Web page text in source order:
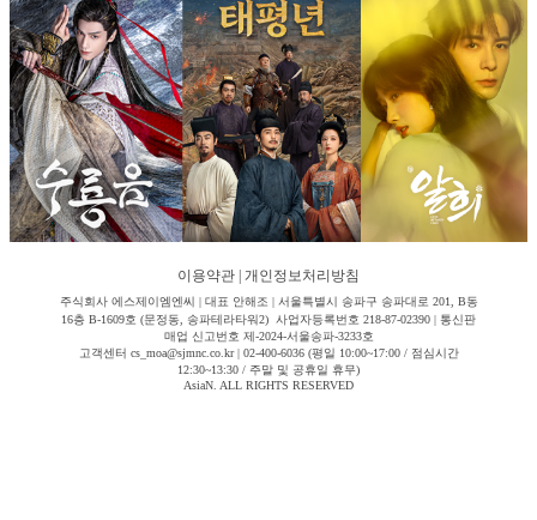
이용약관 개인정보처리방침
주식회사 에스제이엠엔씨 | 대표 안해조 | 서울특별시 송파구 송파대로 201, B동
16층 B-1609호 (문정동, 송파테라타워2) 사업자등록번호 218-87-02390 | 통신판
매업 신고번호 제-2024-서울송파-3233호
고객센터 cs_moa@sjmnc.co.kr | 02-400-6036 (평일 10:00~17:00 / 점심시간
12:30~13:30 / 주말 및 공휴일 휴무)
AsiaN. ALL RIGHTS RESERVED